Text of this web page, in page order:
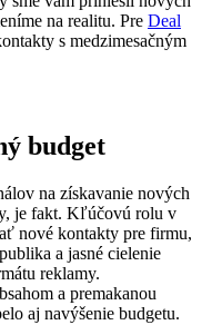
na realitu. Pre Deal
s medzimesačným
budget
na získavanie nových
je fakt. Kľúčovú rolu v
nové kontakty pre firmu,
a jasné cielenie
reklamy.
a premakanou
aj navýšenie budgetu.